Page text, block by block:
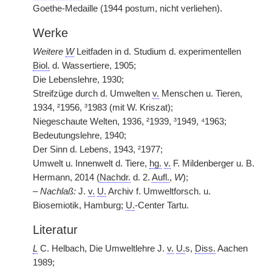
Goethe-Medaille (1944 postum, nicht verliehen).
Werke
Weitere WLeitfaden in d. Studium d. experimentellen
Biol. d. Wassertiere, 1905;
Die Lebenslehre, 1930;
Streifzüge durch d. Umwelten v. Menschen u. Tieren,
1934, ²1956, ³1983 (mit W. Kriszat);
Niegeschaute Welten, 1936, ²1939, ³1949, ⁴1963;
Bedeutungslehre, 1940;
Der Sinn d. Lebens, 1943, ²1977;
Umwelt u. Innenwelt d. Tiere, hg. v. F. Mildenberger u. B.
Hermann, 2014 (Nachdr. d. 2. Aufl., W);
– Nachlaß: J. v. U. Archiv f. Umweltforsch. u.
Biosemiotik, Hamburg; U.-Center Tartu.
Literatur
L C. Helbach, Die Umweltlehre J. v. U.s, Diss. Aachen
1989;